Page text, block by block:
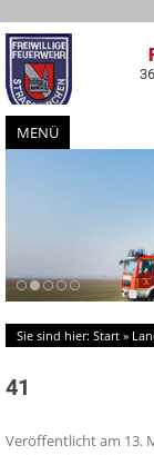
MENÜ
Sie sind hier: Start »
41
Veröffentlicht am 13.